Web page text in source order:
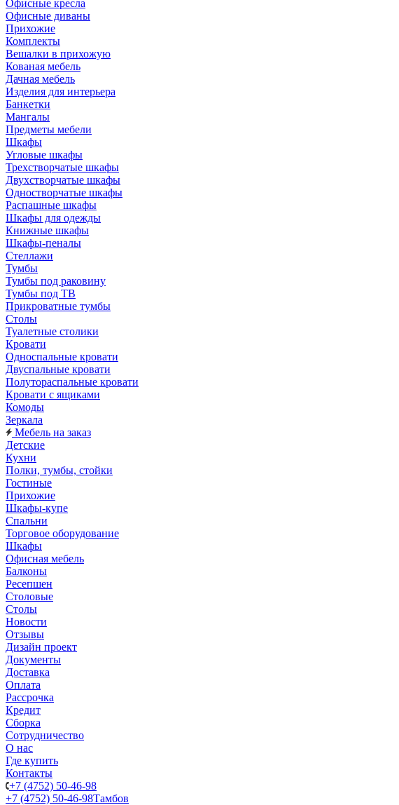
Офисные кресла
Офисные диваны
Прихожие
Комплекты
Вешалки в прихожую
Кованая мебель
Дачная мебель
Изделия для интерьера
Банкетки
Мангалы
Предметы мебели
Шкафы
Угловые шкафы
Трехстворчатые шкафы
Двухстворчатые шкафы
Одностворчатые шкафы
Распашные шкафы
Шкафы для одежды
Книжные шкафы
Шкафы-пеналы
Стеллажи
Тумбы
Тумбы под раковину
Тумбы под ТВ
Прикроватные тумбы
Столы
Туалетные столики
Кровати
Односпальные кровати
Двуспальные кровати
Полутораспальные кровати
Кровати с ящиками
Комоды
Зеркала
Мебель на заказ
Детские
Кухни
Полки, тумбы, стойки
Гостиные
Прихожие
Шкафы-купе
Спальни
Торговое оборудование
Шкафы
Офисная мебель
Балконы
Ресепшен
Столовые
Столы
Новости
Отзывы
Дизайн проект
Документы
Доставка
Оплата
Рассрочка
Кредит
Сборка
Сотрудничество
О нас
Где купить
Контакты
+7 (4752) 50-46-98
+7 (4752) 50-46-98Тамбов